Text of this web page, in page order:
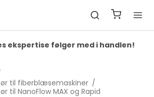
ekspertise følger med i handlen!
til fiberblæsemaskiner /
til NanoFlow MAX og Rapid